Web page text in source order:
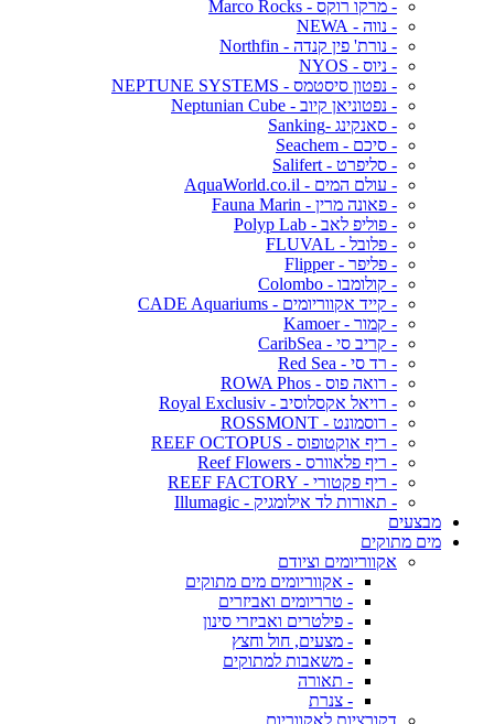
- מרקו רוקס - Marco Rocks
- נווה - NEWA
- נורת' פין קנדה - Northfin
- ניוס - NYOS
- נפטון סיסטמס - NEPTUNE SYSTEMS
- נפטוניאן קיוב - Neptunian Cube
- סאנקינג -Sanking
- סיכם - Seachem
- סליפרט - Salifert
- עולם המים - AquaWorld.co.il
- פאונה מרין - Fauna Marin
- פוליפ לאב - Polyp Lab
- פלובל - FLUVAL
- פליפר - Flipper
- קולומבו - Colombo
- קייד אקווריומים - CADE Aquariums
- קמור - Kamoer
- קריב סי - CaribSea
- רד סי - Red Sea
- רואה פוס - ROWA Phos
- רויאל אקסלוסיב - Royal Exclusiv
- רוסמונט - ROSSMONT
- ריף אוקטופוס - REEF OCTOPUS
- ריף פלאוורס - Reef Flowers
- ריף פקטורי - REEF FACTORY
- תאורות לד אילומגיק - Illumagic
מבצעים
מים מתוקים
אקווריומים וציודם
- אקווריומים מים מתוקים
- טרריומים ואביזרים
- פילטרים ואביזרי סינון
- מצעים, חול וחצץ
- משאבות למתוקים
- תאורה
- צנרת
דקורציות לאקווריום